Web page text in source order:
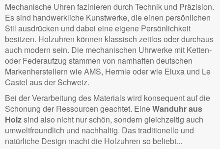
Mechanische Uhren fazinieren durch Technik und Präzision.
Es sind handwerkliche Kunstwerke, die einen persönlichen
Stil ausdrücken und dabei eine eigene Persönlichkeit
besitzen. Holzuhren können klassisch zeitlos oder durchaus
auch modern sein. Die mechanischen Uhrwerke mit Ketten-
oder Federaufzug stammen von namhaften deutschen
Markenherstellern wie AMS, Hermle oder wie Eluxa und Le
Castel aus der Schweiz.
Bei der Verarbeitung des Materials wird konsequent auf die
Schonung der Ressourcen geachtet. EineWanduhr aus
Holzsind also nicht nur schön, sondern gleichzeitig auch
umweltfreundlich und nachhaltig. Das traditionelle und
natürliche Design macht die Holzuhren so beliebt...